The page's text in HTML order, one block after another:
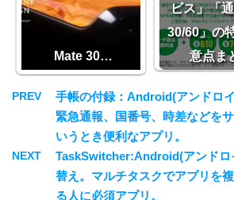
Mate 30…
ビス」「
30/60」の
意点ま
PREV
手帳の付録：Android(アンドロ
緊急通報、国番号、時差などを
いうとき便利なアプリ。
NEXT
TaskSwitcher:Android(アンドロ
替え。マルチタスクでアプリを
る人に必須アプリ。